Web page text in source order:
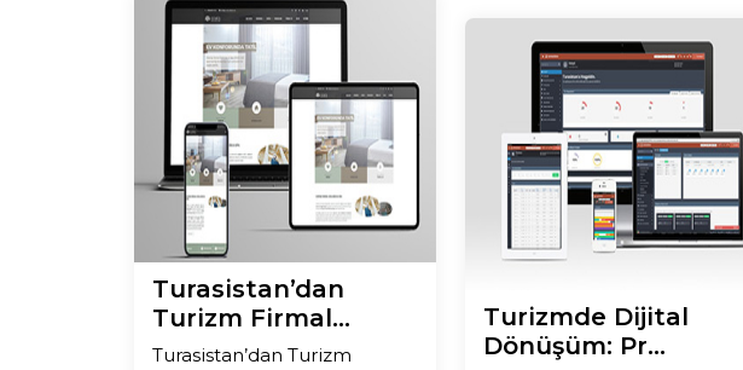
Turasistan’dan
Turizm Firmal...
Turasistan’dan Turizm
Turizmde Dijital
Dönüşüm: Pr...